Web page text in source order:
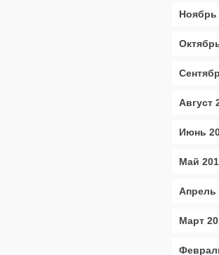
Ноябрь
Август
Июнь
Май
Апрель
Март